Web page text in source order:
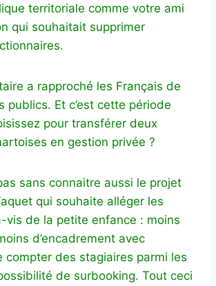
territoriale comme votre ami
qui souhaitait supprimer
a rapproché les Français de
publics. Et c’est cette période
pour transférer deux
en gestion privée ?
sans connaitre aussi le projet
qui souhaite alléger les
vis de la petite enfance : moins
d’encadrement avec
compter des stagiaires parmi les
de surbooking. Tout ceci